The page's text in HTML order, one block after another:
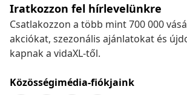
Iratkozzon fel hírlevelünkre
Csatlakozzon a több mint 700 000
akciókat, szezonális ajánlatokat és
kapnak a vidaXL-től.
Közösségimédia-fiókjaink